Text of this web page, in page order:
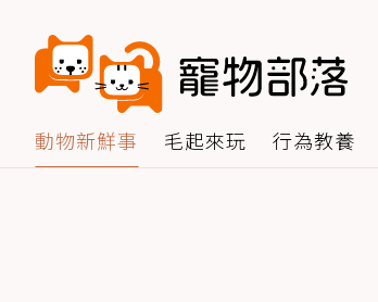
動物新鮮事 毛起來玩 行為教養